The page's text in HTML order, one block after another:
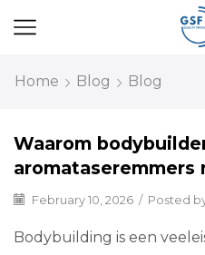
Home Blog Blog
Waarom
aromataseremmers
February 10, 2026 / Posted
Bodybuilding is een